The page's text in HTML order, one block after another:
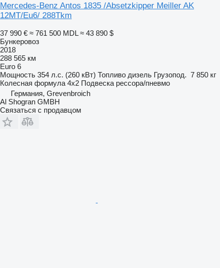
Mercedes-Benz Antos 1835 /Absetzkipper Meiller AK
12MT/Eu6/ 288Tkm
37 990 € ≈ 761 500 MDL ≈ 43 890 $
Бункеровоз
2018
288 565 км
Euro 6
Мощность 354 л.с. (260 кВт) Топливо дизель Грузопод. 7 850 кг
Колесная формула 4x2 Подвеска рессора/пневмо
Германия, Grevenbroich
Al Shogran GMBH
Связаться с продавцом